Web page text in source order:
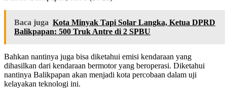
Baca juga Kota Minyak Tapi Solar Langka, Ketua DPRD
Balikpapan: 500 Truk Antre di 2 SPBU
Bahkan nantinya juga bisa diketahui emisi kendaraan yang
dihasilkan dari kendaraan bermotor yang beroperasi. Diketahui
nantinya Balikpapan akan menjadi kota percobaan dalam uji
kelayakan teknologi ini.